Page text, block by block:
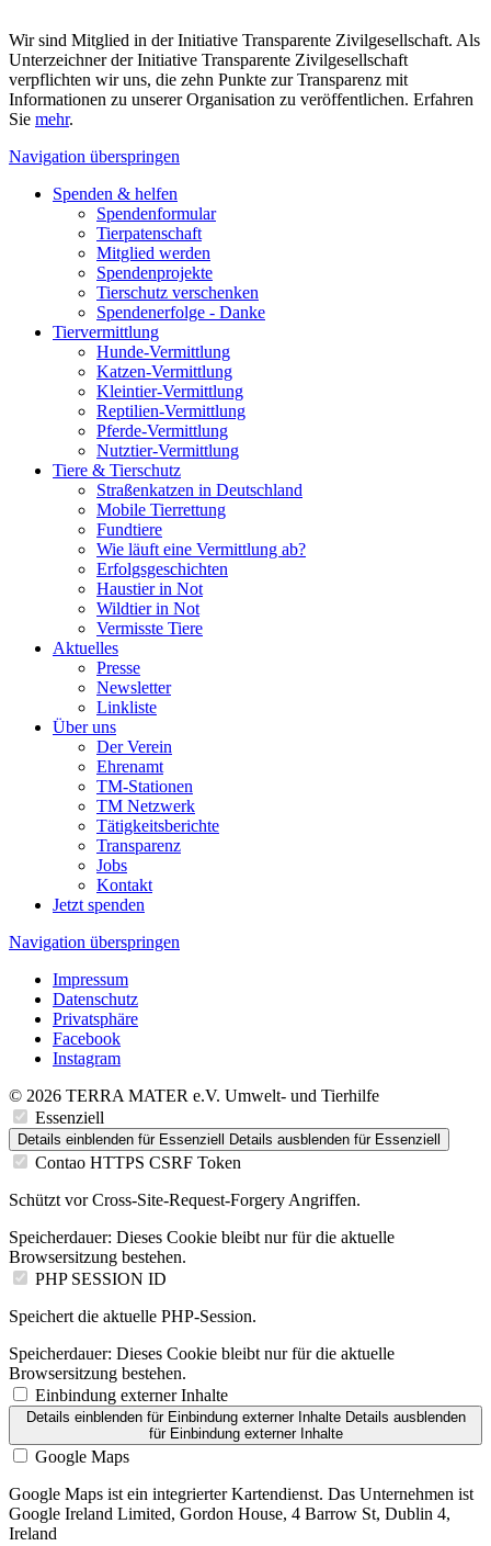
Wir sind Mitglied in der Initiative Transparente Zivilgesellschaft. Als
Unterzeichner der Initiative Transparente Zivilgesellschaft
verpflichten wir uns, die zehn Punkte zur Transparenz mit
Informationen zu unserer Organisation zu veröffentlichen. Erfahren
Sie mehr.
Navigation überspringen
Spenden & helfen
Spendenformular
Tierpatenschaft
Mitglied werden
Spendenprojekte
Tierschutz verschenken
Spendenerfolge - Danke
Tiervermittlung
Hunde-Vermittlung
Katzen-Vermittlung
Kleintier-Vermittlung
Reptilien-Vermittlung
Pferde-Vermittlung
Nutztier-Vermittlung
Tiere & Tierschutz
Straßenkatzen in Deutschland
Mobile Tierrettung
Fundtiere
Wie läuft eine Vermittlung ab?
Erfolgsgeschichten
Haustier in Not
Wildtier in Not
Vermisste Tiere
Aktuelles
Presse
Newsletter
Linkliste
Über uns
Der Verein
Ehrenamt
TM-Stationen
TM Netzwerk
Tätigkeitsberichte
Transparenz
Jobs
Kontakt
Jetzt spenden
Navigation überspringen
Impressum
Datenschutz
Privatsphäre
Facebook
Instagram
© 2026 TERRA MATER e.V. Umwelt- und Tierhilfe
Essenziell
Details einblenden für Essenziell Details ausblenden für Essenziell
Contao HTTPS CSRF Token
Schützt vor Cross-Site-Request-Forgery Angriffen.
Speicherdauer: Dieses Cookie bleibt nur für die aktuelle
Browsersitzung bestehen.
PHP SESSION ID
Speichert die aktuelle PHP-Session.
Speicherdauer: Dieses Cookie bleibt nur für die aktuelle
Browsersitzung bestehen.
Einbindung externer Inhalte
Details einblendenfür Einbindung externer Inhalte Details ausblenden
für Einbindung externer Inhalte
Google Maps
Google Maps ist ein integrierter Kartendienst. Das Unternehmen ist
Google Ireland Limited, Gordon House, 4 Barrow St, Dublin 4,
Ireland